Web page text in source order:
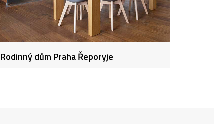
Rodinný dům Praha Řeporyje